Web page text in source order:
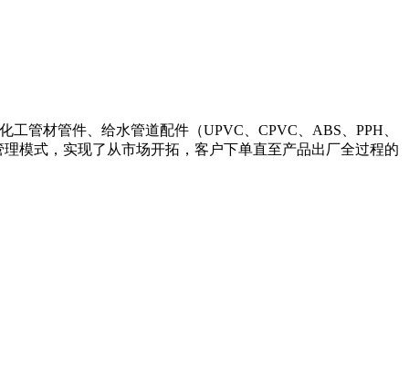
管材管件、给水管道配件（UPVC、CPVC、ABS、PPH、
模式，实现了从市场开拓，客户下单直至产品出厂全过程的